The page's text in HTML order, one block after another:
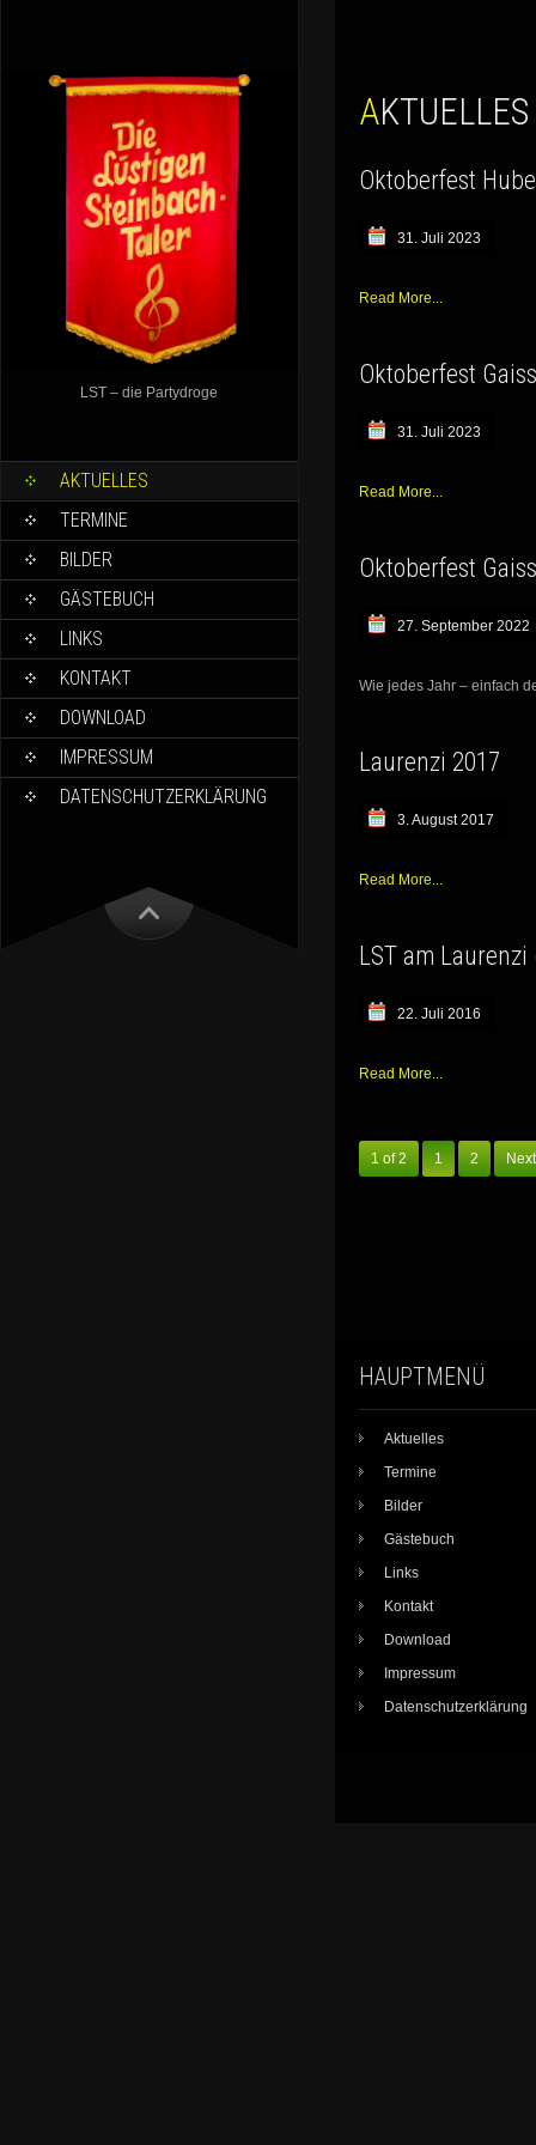
LST – die Partydroge
AKTUELLES
TERMINE
BILDER
GÄSTEBUCH
LINKS
KONTAKT
DOWNLOAD
IMPRESSUM
DATENSCHUTZERKLÄRUNG
AKTUELLES
Oktoberfest
31. Juli 2023
Read More...
Oktoberfest
31. Juli 2023
Read More...
Oktoberfest
27. September 2022
Wie jedes Jahr – einfach
Laurenzi 2017
3. August 2017
Read More...
LST am
22. Juli 2016
Read More...
1 of 2 1 2
HAUPTMENÜ
Aktuelles
Termine
Bilder
Gästebuch
Links
Kontakt
Download
Impressum
Datenschutzerklärung